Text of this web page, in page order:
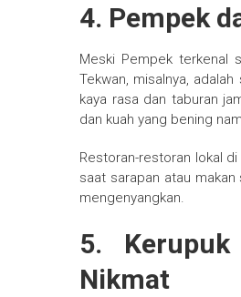
4. Pempek
Meski Pempek terkenal
Tekwan, misalnya,
kaya rasa dan taburan
dan kuah yang bening
Restoran-restoran lokal
saat sarapan atau
mengenyangkan.
5.
Nikmat